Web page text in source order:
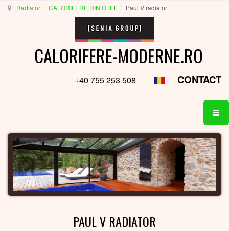
Radiator CALORIFERE DIN OTEL Paul V radiator
CALORIFERE-MODERNE.RO
+40 755 253 508 CONTACT
PAUL V RADIATOR